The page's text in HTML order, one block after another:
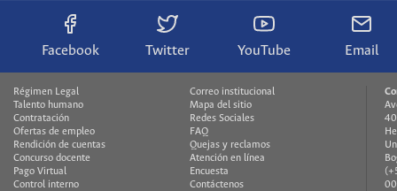
Facebook Twitter YouTube Email
Régimen Legal
Talento humano
Contratación
Ofertas de empleo
Rendición de cuentas
Concurso docente
Pago Virtual
Control interno
Correo institucional
Mapa del sitio
Redes Sociales
FAQ
Quejas y reclamos
Atención en línea
Encuesta
Contáctenos